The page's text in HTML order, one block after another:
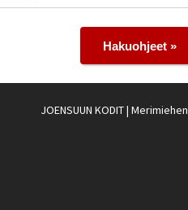
Hakuohjeet »
JOENSUUN KODIT|